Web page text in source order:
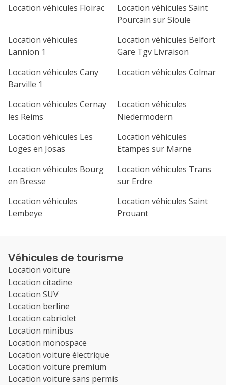
21 22 23 24 25
Location véhicules Floirac
Location véhicules Saint
Pourcain sur Sioule
Location véhicules
Lannion 1
Location véhicules Belfort
Gare Tgv Livraison
Location véhicules Cany
Barville 1
Location véhicules Colmar
Location véhicules Cernay
les Reims
Location véhicules
Niedermodern
Location véhicules Les
Loges en Josas
Location véhicules
Etampes sur Marne
Location véhicules Bourg
en Bresse
Location véhicules Trans
sur Erdre
Location véhicules
Lembeye
Location véhicules Saint
Prouant
Véhicules de tourisme
Location voiture
Location citadine
Location SUV
Location berline
Location cabriolet
Location minibus
Location monospace
Location voiture électrique
Location voiture premium
Location voiture sans permis